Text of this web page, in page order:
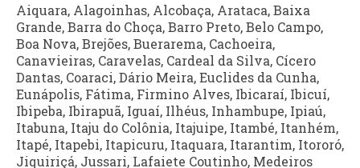
Aiquara, Alagoinhas, Alcobaça, Arataca, Baixa
Grande, Barra do Choça, Barro Preto, Belo Campo,
Boa Nova, Brejões, Buerarema, Cachoeira,
Canavieiras, Caravelas, Cardeal da Silva, Cícero
Dantas, Coaraci, Dário Meira, Euclides da Cunha,
Eunápolis, Fátima, Firmino Alves, Ibicaraí, Ibicuí,
Ibipeba, Ibirapuã, Iguaí, Ilhéus, Inhambupe, Ipiaú,
Itabuna, Itaju do Colônia, Itajuipe, Itambé, Itanhém,
Itapé, Itapebi, Itapicuru, Itaquara, Itarantim, Itororó,
Jiquiriçá, Jussari, Lafaiete Coutinho, Medeiros